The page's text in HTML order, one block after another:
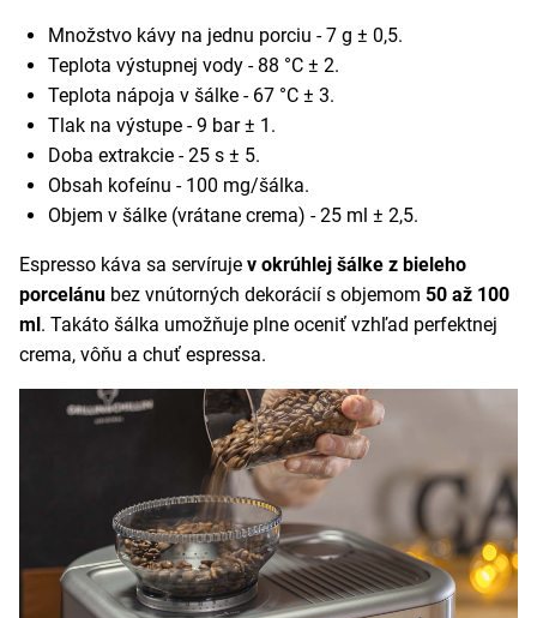
Množstvo kávy na jednu porciu - 7 g ± 0,5.
Teplota výstupnej vody - 88 °C ± 2.
Teplota nápoja v šálke - 67 °C ± 3.
Tlak na výstupe - 9 bar ± 1.
Doba extrakcie - 25 s ± 5.
Obsah kofeínu - 100 mg/šálka.
Objem v šálke (vrátane crema) - 25 ml ± 2,5.
Espresso káva sa servíruje v okrúhlej šálke z bieleho
porcelánu bez vnútorných dekorácií s objemom 50 až 100
ml . Takáto šálka umožňuje plne oceniť vzhľad perfektnej
crema, vôňu a chuť espressa.